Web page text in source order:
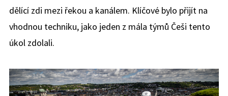
dělící zdi mezi řekou a kanálem. Klíčové bylo přijít na
vhodnou techniku, jako jeden z mála týmů Češi tento
úkol zdolali.